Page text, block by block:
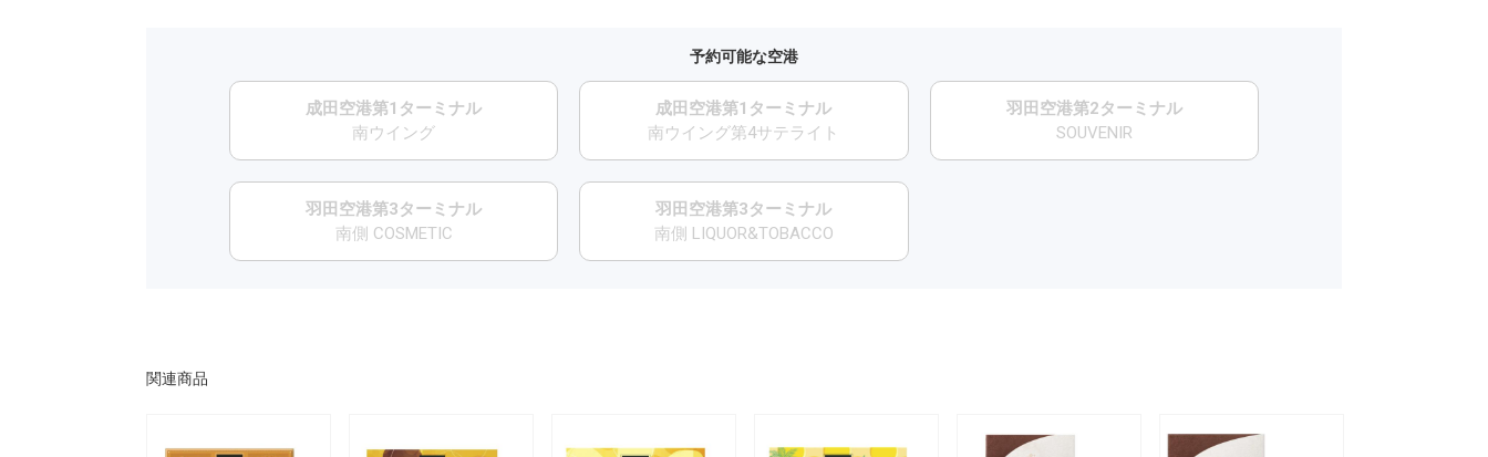
予約可能な空港
成田空港第1ターミナル
南ウイング
成田空港第1ターミナル
南ウイング第4サテライト
羽田空港第2ターミナル
SOUVENIR
羽田空港第3ターミナル
南側 COSMETIC
羽田空港第3ターミナル
南側 LIQUOR&TOBACCO
関連商品